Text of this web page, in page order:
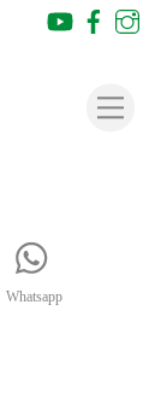
Whatsapp
Youtube